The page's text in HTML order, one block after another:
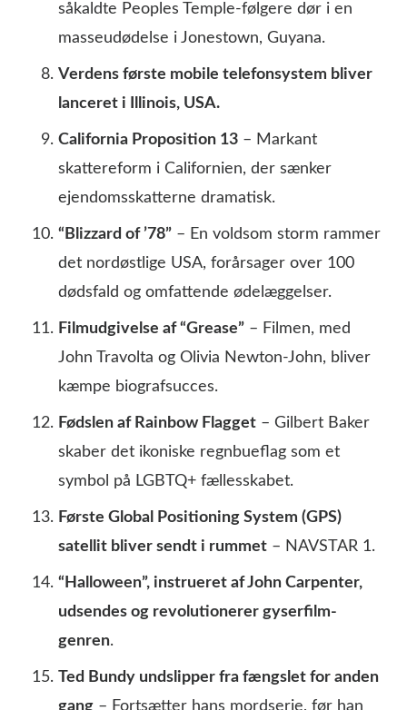
såkaldte Peoples Temple-følgere dør i en
masseudødelse i Jonestown, Guyana.
Verdens første mobile telefonsystem bliver
lanceret i Illinois, USA.
California Proposition 13 – Markant
skattereform i Californien, der sænker
ejendomsskatterne dramatisk.
“Blizzard of ’78” – En voldsom storm rammer
det nordøstlige USA, forårsager over 100
dødsfald og omfattende ødelæggelser.
Filmudgivelse af “Grease” – Filmen, med
John Travolta og Olivia Newton-John, bliver
kæmpe biografsucces.
Fødslen af Rainbow Flagget – Gilbert Baker
skaber det ikoniske regnbueflag som et
symbol på LGBTQ+ fællesskabet.
Første Global Positioning System (GPS)
satellit bliver sendt i rummet – NAVSTAR 1.
“Halloween”, instrueret af John Carpenter,
udsendes og revolutionerer gyserfilm-
genren.
Ted Bundy undslipper fra fængslet for anden
gang – Fortsætter hans mordserie, før han